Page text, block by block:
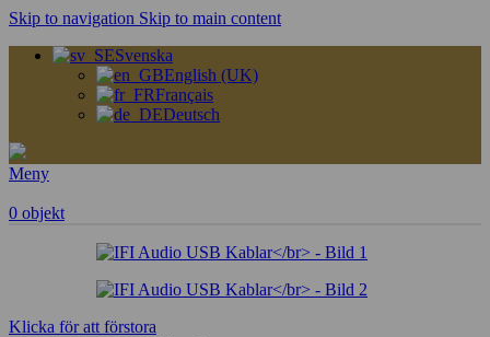
Skip to navigation Skip to main content
Svenska
English (UK)
Français
Deutsch
Meny
0 objekt
Klicka för att förstora